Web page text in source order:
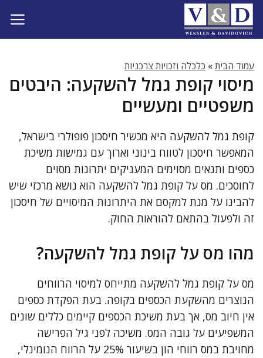
לדלג
לתוכן
עמוד הבית» כלכלה וזכויות צרכניות
מיסוי קופת גמל להשקעה: היבטים
משפטיים ומעשיים
קופת גמל להשקעה היא מכשיר חיסכון פופולרי בישראל,
המאפשר חיסכון לטווח בינוני וארוך עם גמישות משיכת
כספים ותנאים מסוימים המעניקים יתרונות מסוים
לחוסכים. מס על קופת גמל להשקעה הוא נושא מרכזי שיש
להבינו על מנת למקסם את היתרונות המיסויים של חיסכון
זה ולפעול בהתאם להוראות החוק.
מהו מס על קופת גמל להשקעה?
מס על קופת גמל להשקעה מתייחס למיסוי הרווחים
הנוצרים מהשקעת הכספים בקופה. בעת הפקדת כספים
אין חיוב מס, אך בעת משיכת הכספים קיימים כללים שונים
המשפיעים על גובה המס. משיכה לפני גיל הפרישה
מחויבת במס רווחי הון בשיעור 25% על הרווח הנומינלי,